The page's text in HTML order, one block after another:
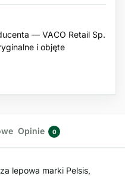
— VACO Retail Sp.
i objęte
Opinie 0
lepowa marki Pelsis,